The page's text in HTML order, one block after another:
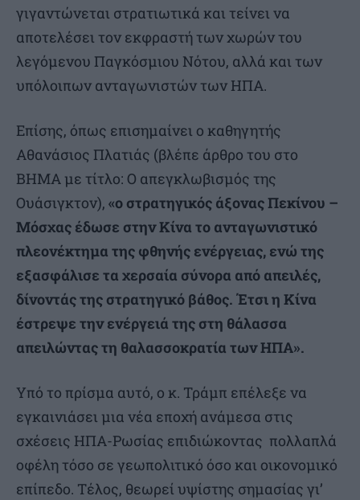
γιγαντώνεται στρατιωτικά και τείνει να
αποτελέσει τον εκφραστή των χωρών του
λεγόμενου Παγκόσμιου Νότου, αλλά και των
υπόλοιπων ανταγωνιστών των ΗΠΑ.
Επίσης, όπως επισημαίνει ο καθηγητής
Αθανάσιος Πλατιάς (βλέπε άρθρο του στο
ΒΗΜΑ με τίτλο: Ο απεγκλωβισμός της
Ουάσιγκτον), «ο στρατηγικός άξονας Πεκίνου –
Μόσχας έδωσε στην Κίνα το ανταγωνιστικό
πλεονέκτημα της φθηνής ενέργειας, ενώ της
εξασφάλισε τα χερσαία σύνορα από απειλές,
δίνοντάς της στρατηγικό βάθος. Έτσι η Κίνα
έστρεψε την ενέργειά της στη θάλασσα
απειλώντας τη θαλασσοκρατία των ΗΠΑ».
Υπό το πρίσμα αυτό, ο κ. Τράμπ επέλεξε να
εγκαινιάσει μια νέα εποχή ανάμεσα στις
σχέσεις ΗΠΑ-Ρωσίας επιδιώκοντας πολλαπλά
οφέλη τόσο σε γεωπολιτικό όσο και οικονομικό
επίπεδο. Τέλος, θεωρεί υψίστης σημασίας γι’